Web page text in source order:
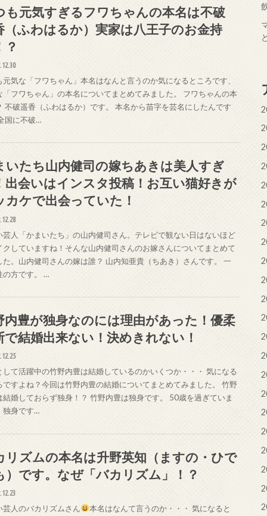
も元気すぎるフワちゃんの本名は不破
（ふわはるか）実家は八王子のお金持
？
元気な「フワちゃん」本名はなんと言うのか気になるところです、
「フワちゃん」の本名についてまとめてみました。 フワちゃんの本
不破遥香（ふわはるか）です。 本名から苗字を芸名にしたんです
国に不破…
いたち山内健司の嫁ちあきは美人すぎ
出会いはインスタ投稿！お互い猫好きが
カケで出会っていた！
芸人「かまいたち」の山内健司さん。テレビで観ない日はないほど
クしていますね！そんな山内健司さんのお嫁さんについてまとめて
た。山内健司さんの嫁は誰？ 山内知亜貴（ちあき）さんです。 一
の方です。 …
内豊が独身なのには理由があった！優柔
で結婚出来ない！決めきれない！
して活躍中の竹野内豊は結婚しているのかいくつか・・・ 気になる
ですよね？今回は竹野内豊の結婚についてまとめてみました。 竹野
結婚しておらず独身！？ 竹野内豊は独身です。 50歳を過ぎていま
独身です…
リズムの本名は升野英知（ますの・ひで
）です。なぜ「バカリズム」！？
芸人のバカリズムさん
本名はなんて言うのか・・・ 気になると